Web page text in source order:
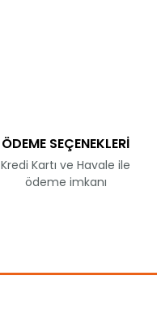
ÖDEME SEÇENEKLERİ
Kredi Kartı ve Havale ile
ödeme imkanı